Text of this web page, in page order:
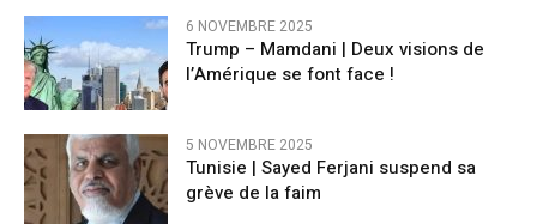
6 NOVEMBRE 2025
Trump – Mamdani | Deux visions de
l’Amérique se font face !
5 NOVEMBRE 2025
Tunisie | Sayed Ferjani suspend sa
grève de la faim